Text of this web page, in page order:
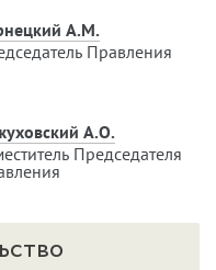
А.М.
Правления
А.О.
Председателя